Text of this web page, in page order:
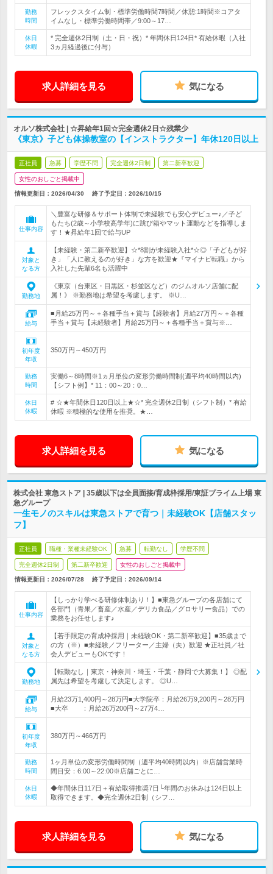
勤務
時間
フレックスタイム制・標準労働時間7時間／休憩:1時間※コアタ
イムなし・標準労働時間帯／9:00～17…
休日
休暇
* 完全週休2日制（土・日・祝）* 年間休日124日* 有給休暇（入社
3ヵ月経過後に付与）
求人詳細を見る 気になる
オルソ株式会社 | ☆昇給年1回☆完全週休2日☆残業少
《東京》子ども体操教室の【インストラクター】年休120日以上
正社員 急募 学歴不問 完全週休2日制 第二新卒歓迎
女性のおしごと掲載中
情報更新日：2026/04/30 終了予定日： 2026/10/15
仕事内容
＼豊富な研修＆サポート体制で未経験でも安心デビュー♪／子ど
もたち(2歳～小学校高学年)に跳び箱やマット運動などを指導しま
す！★昇給年1回で給与UP
対象と
なる方
【未経験・第二新卒歓迎】☆*8割が未経験入社*☆◎「子どもが好
き」「人に教えるのが好き」な方を歓迎★『マイナビ転職』から
入社した先輩6名も活躍中
勤務地
《東京（台東区・目黒区・杉並区など）のジムオルソ店舗に配
属！》 ※勤務地は希望を考慮します。 ※U…
給与
■月給25万円～＋各種手当＋賞与【経験者】月給27万円～＋各種
手当＋賞与【未経験者】月給25万円～＋各種手当＋賞与※…
初年度
年収
350万円～450万円
勤務
時間
実働6～8時間※1ヵ月単位の変形労働時間制(週平均40時間以内)
【シフト例】* 11：00～20：0…
休日
休暇
# ☆★年間休日120日以上★☆* 完全週休2日制（シフト制）* 有給
休暇 ※積極的な使用を推奨。★…
求人詳細を見る 気になる
株式会社 東急ストア | 35歳以下は全員面接/育成枠採用/東証プライム上場 東
急グループ
一生モノのスキルは東急ストアで育つ｜未経験OK【店舗スタッ
フ】
正社員 職種・業種未経験OK 急募 転勤なし 学歴不問
完全週休2日制 第二新卒歓迎 女性のおしごと掲載中
情報更新日：2026/07/28 終了予定日： 2026/09/14
仕事内容
【しっかり学べる研修体制あり！】■東急グループの各店舗にて
各部門（青果／畜産／水産／デリカ食品／グロサリー食品）での
業務をお任せします♪
対象と
なる方
【若手限定の育成枠採用｜未経験OK・第二新卒歓迎】■35歳まで
の方（※）■未経験／フリーター／主婦（夫）歓迎 ★正社員／社
会人デビューもOKです！
勤務地
【転勤なし｜東京・神奈川・埼玉・千葉・静岡で大募集！】 ◎配
属先は希望を考慮して決定します。 ◎U…
給与
月給23万1,400円～28万円■大学院卒：月給26万9,200円～28万円
■大卒 ：月給26万200円～27万4…
初年度
年収
380万円～466万円
勤務
時間
1ヶ月単位の変形労働時間制（週平均40時間以内）※店舗営業時
間目安：6:00～22:00※店舗ごとに…
休日
休暇
◆年間休日117日＋有給取得推奨7日└年間のお休みは124日以上
取得できます。◆完全週休2日制（シフ…
求人詳細を見る 気になる